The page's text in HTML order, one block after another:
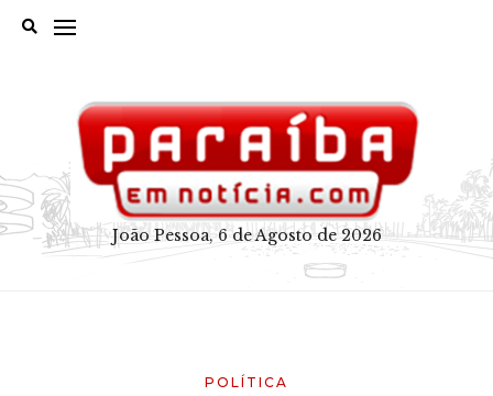
João Pessoa, 6 de Agosto de 2026
POLÍTICA